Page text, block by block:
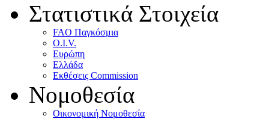
Στατιστικά Στοιχεία
FAO Παγκόσμια
O.I.V.
Ευρώπη
Ελλάδα
Eκθέσεις Commission
Νομοθεσία
Οικονομική Νομοθεσία